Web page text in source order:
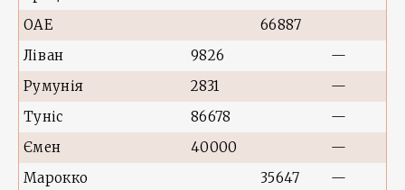
ОАЕ
66887
Ліван
9826
—
Румунія
2831
—
Туніс
86678
—
Ємен
40000
—
Марокко
35647
—